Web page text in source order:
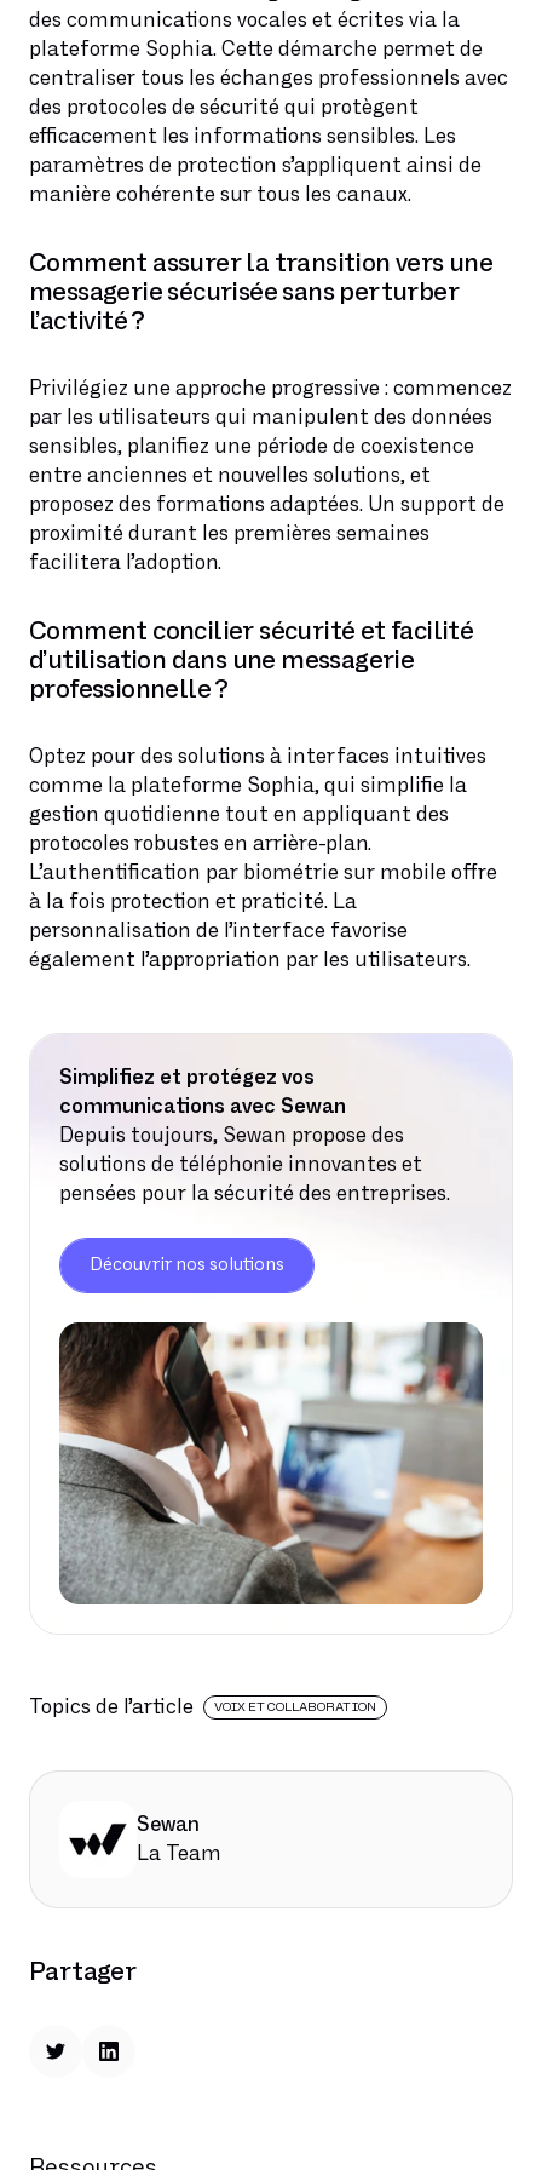
des communications vocales et écrites via la
plateforme Sophia. Cette démarche permet de
centraliser tous les échanges professionnels avec
des protocoles de sécurité qui protègent
efficacement les informations sensibles. Les
paramètres de protection s’appliquent ainsi de
manière cohérente sur tous les canaux.
Comment assurer la transition vers une
messagerie sécurisée sans perturber
l’activité ?
Privilégiez une approche progressive : commencez
par les utilisateurs qui manipulent des données
sensibles, planifiez une période de coexistence
entre anciennes et nouvelles solutions, et
proposez des formations adaptées. Un support de
proximité durant les premières semaines
facilitera l’adoption.
Comment concilier sécurité et facilité
d’utilisation dans une messagerie
professionnelle ?
Optez pour des solutions à interfaces intuitives
comme la plateforme Sophia, qui simplifie la
gestion quotidienne tout en appliquant des
protocoles robustes en arrière-plan.
L’authentification par biométrie sur mobile offre
à la fois protection et praticité. La
personnalisation de l’interface favorise
également l’appropriation par les utilisateurs.
Simplifiez et protégez vos
communications avec Sewan
Depuis toujours, Sewan propose des
solutions de téléphonie innovantes et
pensées pour la sécurité des entreprises.
Découvrir nos solutions
Topics de l’article VOIX ET COLLABORATION
Sewan
La Team
Partager